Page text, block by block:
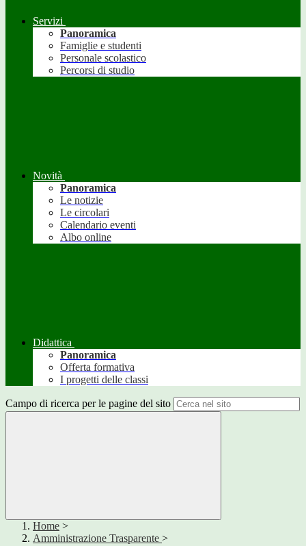
Servizi
Panoramica
Famiglie e studenti
Personale scolastico
Percorsi di studio
Novità
Panoramica
Le notizie
Le circolari
Calendario eventi
Albo online
Didattica
Panoramica
Offerta formativa
I progetti delle classi
Campo di ricerca per le pagine del sito
Home >
Amministrazione Trasparente >